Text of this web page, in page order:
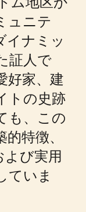
ュニテ
イナミッ
証人で
好家、建
トの史跡
も、この
特徴、
よび実用
ていま